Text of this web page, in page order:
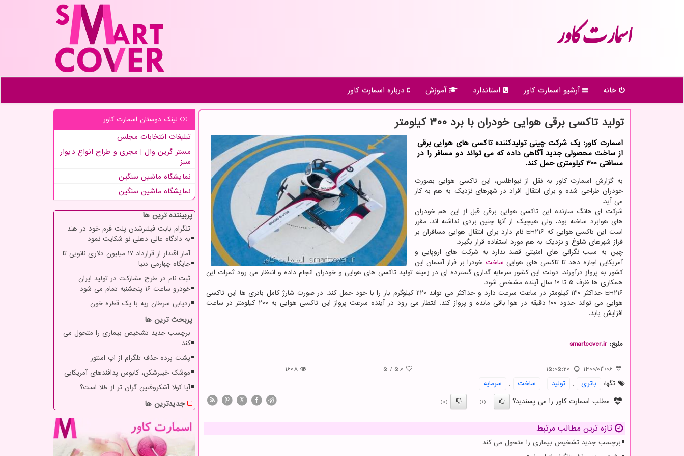
اسمارت كاور
خانه آرشیو اسمارت كاور استاندارد آموزش درباره اسمارت كاور
تولید تاكسی برقی هوایی خودران با برد ۳۰۰ كیلومتر
اسمارت کاور: یک شرکت چینی تولیدکننده تاکسی های هوایی برقی
از ساخت محصولی جدید آگاهی داده که می تواند دو مسافر را در
مسافتی 300 کیلومتری حمل کند.
به گزارش اسمارت کاور به نقل از نیواطلس، این تاکسی هوایی بصورت
خودران طراحی شده و برای انتقال افراد در شهرهای نزدیک به هم به کار
می آید.
شرکت ای هانگ سازنده این تاکسی هوایی برقی قبل از این هم خودران
های هوابرد ساخته بود، ولی هیچیک از آنها چنین بردی نداشته اند. مقرر
است این تاکسی هوایی که EH۲۱۶ نام دارد برای انتقال هوایی مسافران بر
فراز شهرهای شلوغ و نزدیک به هم مورد استفاده قرار بگیرد.
چین به سبب نگرانی های امنیتی قصد ندارد به شرکت های اروپایی و
آمریکایی اجازه دهد تا تاکسی های هوایی ساخت خودرا بر فراز آسمان این
کشور به پرواز درآورند. دولت این کشور سرمایه گذاری گسترده ای در زمینه تولید تاکسی های هوایی و خودران انجام داده و انتظار می رود ثمرات این
همکاری ها ظرف ۵ تا ۱۰ سال آینده مشخص شود.
EH۲۱۶ حداکثر ۱۳۰ کیلومتر در ساعت سرعت دارد و حداکثر می تواند ۲۲۰ کیلوگرم بار را با خود حمل کند. در صورت شارژ کامل باتری ها این تاکسی
هوایی می تواند حدود ۱۰۰ دقیقه در هوا باقی مانده و پرواز کند. انتظار می رود در آینده سرعت پرواز این تاکسی هوایی به ۲۰۰ کیلومتر در ساعت
افزایش یابد.
منبع: smartcover.ir
1400/03/06
15:05:20
5.0
/
5
1608
تگها:
باتری , تولید , ساخت ,
سرمایه
مطلب اسمارت کاور را می پسندید؟
(1)
(0)
X
تازه ترین مطالب مرتبط
برچسب جدید تشخیص بیماری را متحول می کند
لینک دوستان اسمارت كاور
تبلیغات انتخابات مجلس
مستر گرین وال | مجری و طراح انواع دیوار
سبز
نمایشگاه ماشین سنگین
نمایشگاه ماشین سنگین
پربیننده ترین ها
تلگرام بابت فیلترشدن پلت فرم خود در هند
به دادگاه عالی دهلی نو شکایت نمود
آمار اقتدار از قرارداد ۱۷ میلیون دلاری نانویی تا
جایگاه چهارمی دنیا
ثبت نام در طرح مشارکت در تولید ایران
خودرو ساعت ۱۶ پنجشنبه تمام می شود
ردیابی سرطان ریه با یک قطره خون
پربحث ترین ها
برچسب جدید تشخیص بیماری را متحول می
کند
پشت پرده حذف تلگرام از اپ استور
موشک خیبرشکن، کابوس پدافندهای آمریکایی
آیا کولا آشکروفتین گران تر از طلا است؟
جدیدترین ها